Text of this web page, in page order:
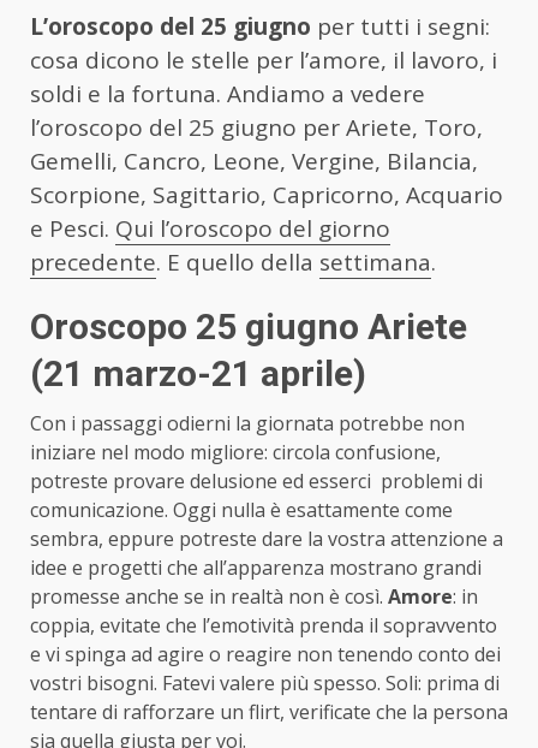
L’oroscopo del 25 giugno per tutti i segni:
cosa dicono le stelle per l’amore, il lavoro, i
soldi e la fortuna. Andiamo a vedere
l’oroscopo del 25 giugno per Ariete, Toro,
Gemelli, Cancro, Leone, Vergine, Bilancia,
Scorpione, Sagittario, Capricorno, Acquario
e Pesci. Qui l’oroscopo del giorno
precedente. E quello della settimana.
Oroscopo 25 giugno Ariete
(21 marzo-21 aprile)
Con i passaggi odierni la giornata potrebbe non
iniziare nel modo migliore: circola confusione,
potreste provare delusione ed esserci problemi di
comunicazione. Oggi nulla è esattamente come
sembra, eppure potreste dare la vostra attenzione a
idee e progetti che all’apparenza mostrano grandi
promesse anche se in realtà non è così. Amore: in
coppia, evitate che l’emotività prenda il sopravvento
e vi spinga ad agire o reagire non tenendo conto dei
vostri bisogni. Fatevi valere più spesso. Soli: prima di
tentare di rafforzare un flirt, verificate che la persona
sia quella giusta per voi.